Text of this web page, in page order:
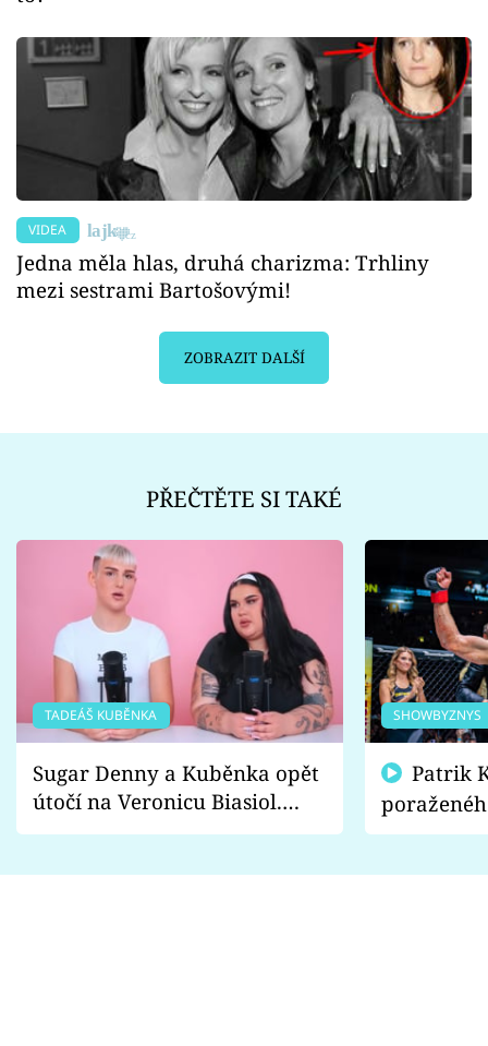
VIDEA
Jedna měla hlas, druhá charizma: Trhliny
mezi sestrami Bartošovými!
ZOBRAZIT DALŠÍ
PŘEČTĚTE SI TAKÉ
TADEÁŠ KUBĚNKA
Sugar Denny a Kuběnka opět
útočí na Veronicu Biasiol.
Proč je podle nich falešná a
SHOWBYZNYS
fanoušci